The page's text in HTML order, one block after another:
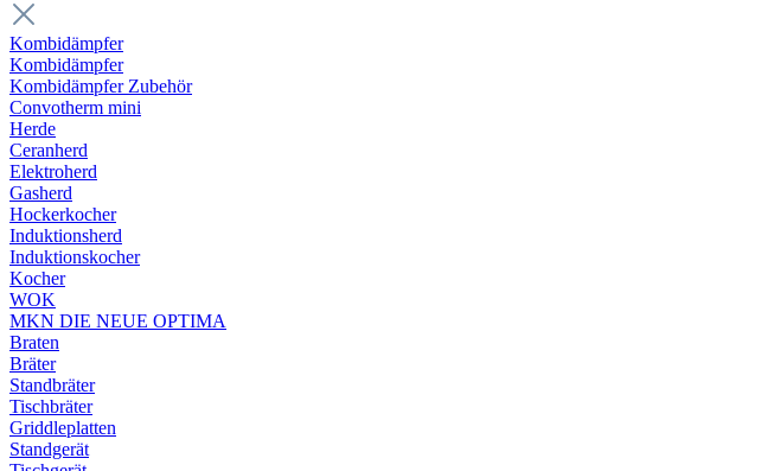
Kombidämpfer
Kombidämpfer
Kombidämpfer Zubehör
Convotherm mini
Herde
Ceranherd
Elektroherd
Gasherd
Hockerkocher
Induktionsherd
Induktionskocher
Kocher
WOK
MKN DIE NEUE OPTIMA
Braten
Bräter
Standbräter
Tischbräter
Griddleplatten
Standgerät